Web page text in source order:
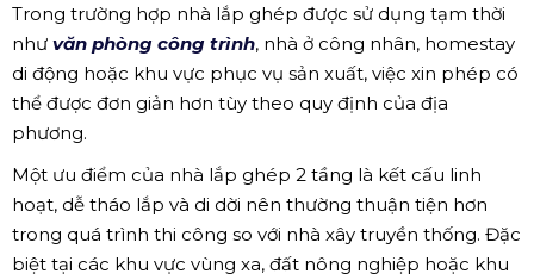
Trong trường hợp nhà lắp ghép được sử dụng tạm thời
như văn phòng công trình, nhà ở công nhân, homestay
di động hoặc khu vực phục vụ sản xuất, việc xin phép có
thể được đơn giản hơn tùy theo quy định của địa
phương.
Một ưu điểm của nhà lắp ghép 2 tầng là kết cấu linh
hoạt, dễ tháo lắp và di dời nên thường thuận tiện hơn
trong quá trình thi công so với nhà xây truyền thống. Đặc
biệt tại các khu vực vùng xa, đất nông nghiệp hoặc khu